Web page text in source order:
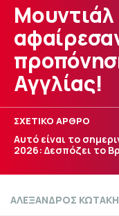
Αγγλίας!
ΣΧΕΤΙΚΟ ΑΡΘΡΟ
Αυτό είναι το
2026: Δεσπόζει το
ΑΛΕΞΑΝΔΡΟΣ